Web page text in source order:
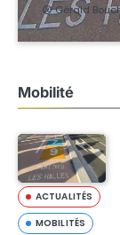
Gérald
Mobilité
ACTUALITÉS
MOBILITÉS